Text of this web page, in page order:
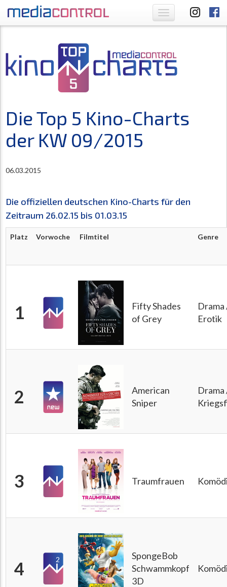
Toggle
navigation
Die Top 5 Kino-Charts
der KW 09/2015
06.03.2015
Die offiziellen deutschen Kino-Charts für den
Zeitraum 26.02.15 bis 01.03.15
Platz Vorwoche Filmtitel Genre
1
Fifty Shades
of Grey
Drama
Erotik
2
American
Sniper
Drama
3 Traumfrauen
4 2
SpongeBob
Schwammkopf
3D